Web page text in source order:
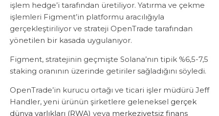
işlem hedge’i tarafından üretiliyor. Yatırma ve çekme
işlemleri Figment’in platformu aracılığıyla
gerçekleştiriliyor ve strateji OpenTrade tarafından
yönetilen bir kasada uygulanıyor.
Figment, stratejinin geçmişte Solana’nın tipik %6,5-7,5
staking oranının üzerinde getiriler sağladığını söyledi.
OpenTrade’in kurucu ortağı ve ticari işler müdürü Jeff
Handler, yeni ürünün şirketlere geleneksel gerçek
dünya varlıkları (RWA) veya merkeziyetsiz finans